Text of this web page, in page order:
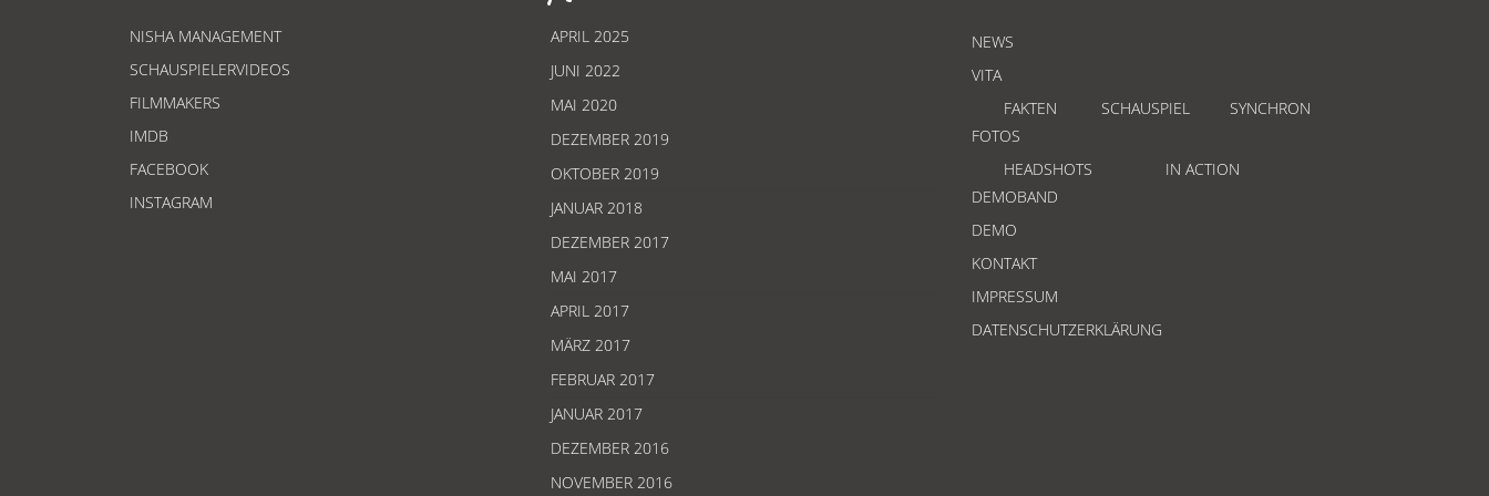
NISHA MANAGEMENT
SCHAUSPIELERVIDEOS
FILMMAKERS
IMDB
FACEBOOK
INSTAGRAM
APRIL 2025
JUNI 2022
MAI 2020
DEZEMBER 2019
OKTOBER 2019
JANUAR 2018
DEZEMBER 2017
MAI 2017
APRIL 2017
MÄRZ 2017
FEBRUAR 2017
JANUAR 2017
DEZEMBER 2016
NOVEMBER 2016
NEWS
VITA
FAKTEN
SCHAUSPIEL
SYNCHRON
FOTOS
HEADSHOTS
IN ACTION
DEMOBAND
DEMO
KONTAKT
IMPRESSUM
DATENSCHUTZERKLÄRUNG